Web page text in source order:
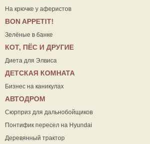
На крючке у аферистов
ВON APPETIT!
Зелёные в банке
КОТ, ПЁС И ДРУГИЕ
Диета для Элвиса
ДЕТСКАЯ КОМНАТА
Бизнес на каникулах
АВТОДРОМ
Сюрприз для дальнобойщиков
Понтифик пересел на Hyundai
Деревянный трактор